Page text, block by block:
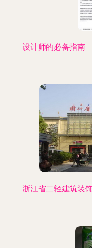
设计师的必备指南
浙江省二轻建筑装